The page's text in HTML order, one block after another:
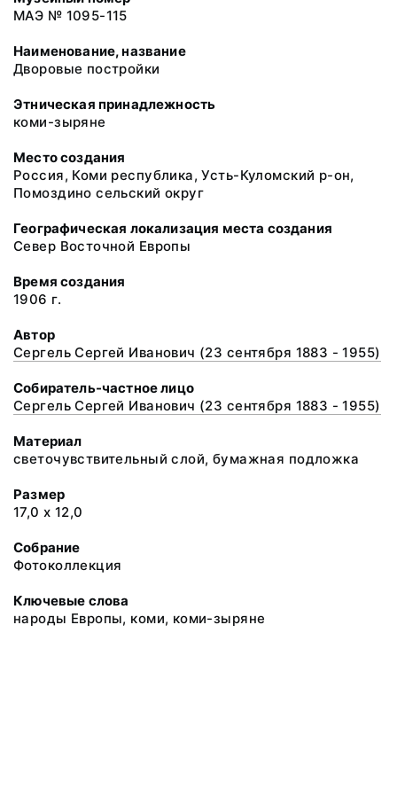
МАЭ № 1095-115
Наименование, название
Дворовые постройки
Этническая принадлежность
коми-зыряне
Место создания
Россия, Коми республика, Усть-Куломский р-он,
Помоздино сельский округ
Географическая локализация места создания
Север Восточной Европы
Время создания
1906 г.
Автор
Сергель Сергей Иванович (23 сентября 1883 - 1955)
Собиратель-частное лицо
Сергель Сергей Иванович (23 сентября 1883 - 1955)
Материал
светочувствительный слой, бумажная подложка
Размер
17,0 х 12,0
Собрание
Фотоколлекция
Ключевые слова
народы Европы, коми, коми-зыряне